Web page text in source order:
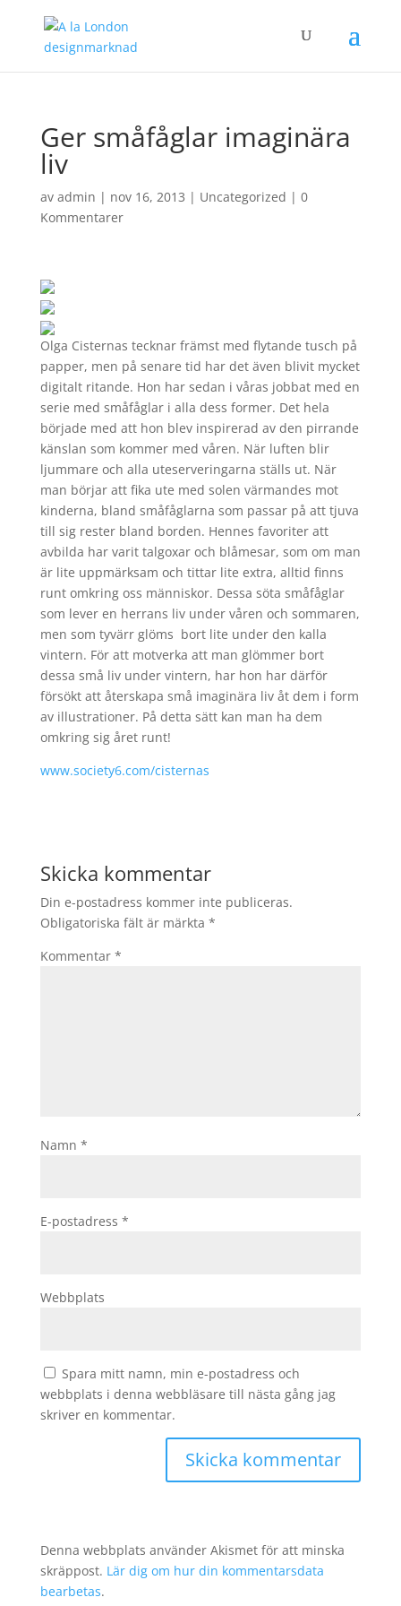
Ger småfåglar imaginära
liv
av admin | nov 16, 2013 | Uncategorized | 0
Kommentarer
Olga Cisternas tecknar främst med flytande tusch på
papper, men på senare tid har det även blivit mycket
digitalt ritande. Hon har sedan i våras jobbat med en
serie med småfåglar i alla dess former. Det hela
började med att hon blev inspirerad av den pirrande
känslan som kommer med våren. När luften blir
ljummare och alla uteserveringarna ställs ut. När
man börjar att fika ute med solen värmandes mot
kinderna, bland småfåglarna som passar på att tjuva
till sig rester bland borden. Hennes favoriter att
avbilda har varit talgoxar och blåmesar, som om man
är lite uppmärksam och tittar lite extra, alltid finns
runt omkring oss människor. Dessa söta småfåglar
som lever en herrans liv under våren och sommaren,
men som tyvärr glöms bort lite under den kalla
vintern. För att motverka att man glömmer bort
dessa små liv under vintern, har hon har därför
försökt att återskapa små imaginära liv åt dem i form
av illustrationer. På detta sätt kan man ha dem
omkring sig året runt!
www.society6.com/cisternas
Skicka kommentar
Din e-postadress kommer inte publiceras.
Obligatoriska fält är märkta *
Kommentar *
Namn *
E-postadress *
Webbplats
Spara mitt namn, min e-postadress och
webbplats i denna webbläsare till nästa gång jag
skriver en kommentar.
Denna webbplats använder Akismet för att minska
skräppost. Lär dig om hur din kommentarsdata
bearbetas.